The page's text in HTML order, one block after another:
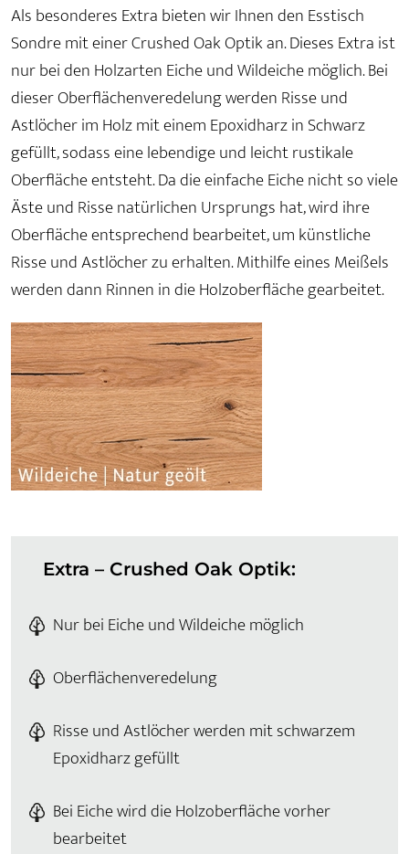
Als besonderes Extra bieten wir Ihnen den Esstisch
Sondre mit einer Crushed Oak Optik an. Dieses Extra ist
nur bei den Holzarten Eiche und Wildeiche möglich. Bei
dieser Oberflächenveredelung werden Risse und
Astlöcher im Holz mit einem Epoxidharz in Schwarz
gefüllt, sodass eine lebendige und leicht rustikale
Oberfläche entsteht. Da die einfache Eiche nicht so viele
Äste und Risse natürlichen Ursprungs hat, wird ihre
Oberfläche entsprechend bearbeitet, um künstliche
Risse und Astlöcher zu erhalten. Mithilfe eines Meißels
werden dann Rinnen in die Holzoberfläche gearbeitet.
Extra – Crushed Oak Optik:
Nur bei Eiche und Wildeiche möglich
Oberflächenveredelung
Risse und Astlöcher werden mit schwarzem
Epoxidharz gefüllt
Bei Eiche wird die Holzoberfläche vorher
bearbeitet